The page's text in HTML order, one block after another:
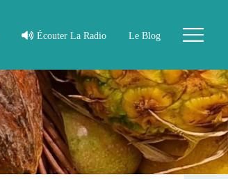
Écouter La Radio Le Blog